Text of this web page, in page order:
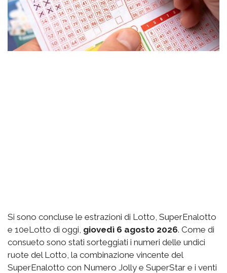
Si sono concluse le estrazioni di Lotto, SuperEnalotto
e 10eLotto di oggi, giovedì 6 agosto 2026. Come di
consueto sono stati sorteggiati i numeri delle undici
ruote del Lotto, la combinazione vincente del
SuperEnalotto con Numero Jolly e SuperStar e i venti